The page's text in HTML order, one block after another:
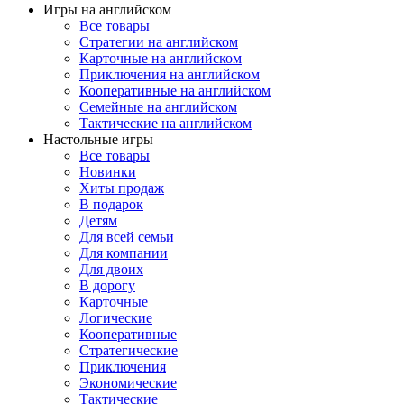
Игры на английском
Все товары
Стратегии на английском
Карточные на английском
Приключения на английском
Кооперативные на английском
Семейные на английском
Тактические на английском
Настольные игры
Все товары
Новинки
Хиты продаж
В подарок
Детям
Для всей семьи
Для компании
Для двоих
В дорогу
Карточные
Логические
Кооперативные
Стратегические
Приключения
Экономические
Тактические